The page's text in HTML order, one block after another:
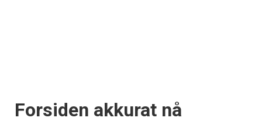
Forsiden akkurat nå